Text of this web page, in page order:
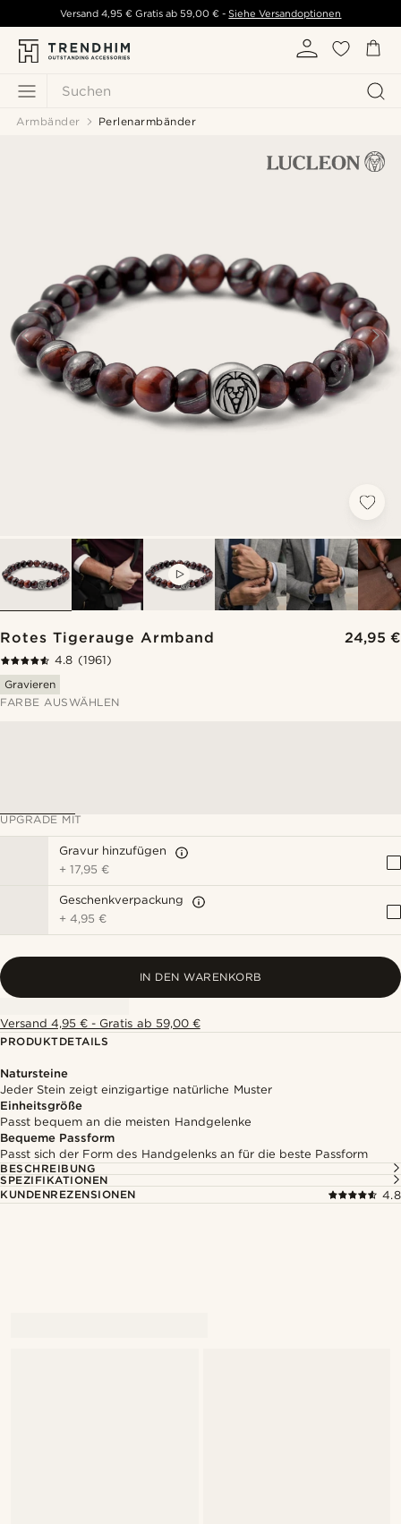
Suchen
Versand 4,95 € Gratis ab59,00 € - Siehe Versandoptionen
Armbänder Perlenarmbänder
Rotes Tigerauge Armband 24,95 €
4.8 (1961)
Gravieren
FARBE AUSWÄHLEN
UPGRADE MIT
Gravur hinzufügen
+17,95 €
Geschenkverpackung
+4,95 €
IN DEN WARENKORB
Versand 4,95 € - Gratis ab 59,00 €
PRODUKTDETAILS
Natursteine
Jeder Stein zeigt einzigartige natürliche Muster
Einheitsgröße
Passt bequem an die meisten Handgelenke
Bequeme Passform
Passt sich der Form des Handgelenks an für die beste Passform
BESCHREIBUNG
SPEZIFIKATIONEN
KUNDENREZENSIONEN
4.8